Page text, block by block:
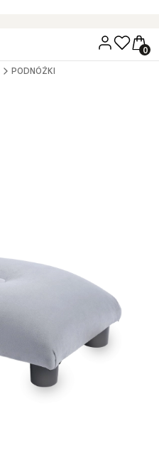
PODNÓŻKI